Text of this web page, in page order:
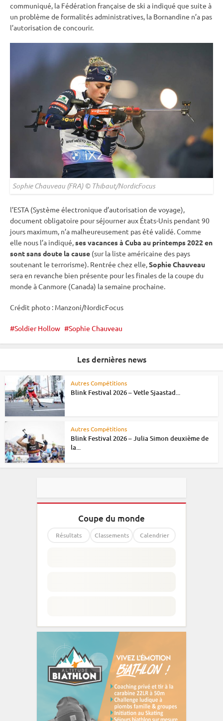
communiqué, la Fédération française de ski a indiqué que suite à
un problème de formalités administratives, la Bornandine n’a pas
l’autorisation de concourir.
Sophie Chauveau (FRA) © Thibaut/NordicFocus
l’ESTA (Système électronique d’autorisation de voyage),
document obligatoire pour séjourner aux États-Unis pendant 90
jours maximum, n’a malheureusement pas été validé. Comme
elle nous l’a indiqué,ses vacances à Cuba au printemps 2022 en
sont sans doute la cause (sur la liste américaine des pays
soutenant le terrorisme). Rentrée chez elle,Sophie Chauveau
sera en revanche bien présente pour les finales de lacoupe du
monde à Canmore (Canada) la semaine prochaine.
Crédit photo : Manzoni/NordicFocus
Soldier Hollow Sophie Chauveau
Les dernières news
Autres Compétitions
Blink Festival 2026 – Vetle Sjaastad...
Autres Compétitions
Blink Festival 2026 – Julia Simon deuxième de
la...
Coupe du monde
Résultats Classements Calendrier